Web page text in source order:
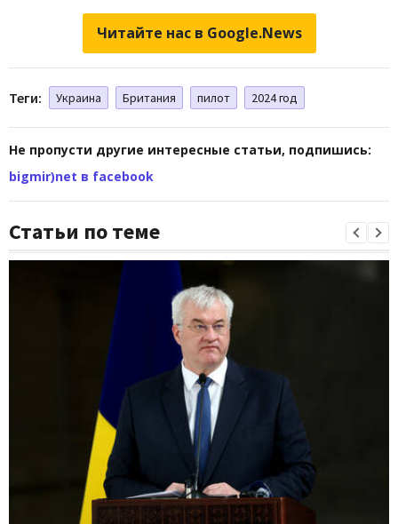
Читайте нас в Google.News
Теги: Украина Британия пилот 2024 год
Не пропусти другие интересные статьи, подпишись:
bigmir)net в facebook
Статьи по теме